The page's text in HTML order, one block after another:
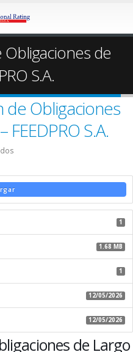
de
S.A.
de Obligaciones
S.A.
Emisión
de
Obligaciones
de
Plazo
FEEDPRO
1
1.68 MB
1
12/05/2026
12/05/2026
de Largo